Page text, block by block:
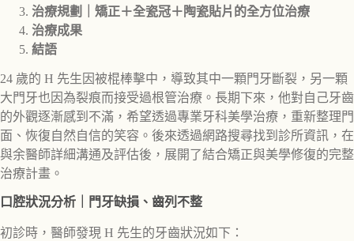
治療規劃｜矯正＋全瓷冠＋陶瓷貼片的全方位治療
治療成果
結語
24 歲的 H 先生因被棍棒擊中，導致其中一顆門牙斷裂，另一顆
大門牙也因為裂痕而接受過根管治療。長期下來，他對自己牙齒
的外觀逐漸感到不滿，希望透過專業牙科美學治療，重新整理門
面、恢復自然自信的笑容。後來透過網路搜尋找到診所資訊，在
與余醫師詳細溝通及評估後，展開了結合矯正與美學修復的完整
治療計畫。
口腔狀況分析｜門牙缺損、齒列不整
初診時，醫師發現 H 先生的牙齒狀況如下：